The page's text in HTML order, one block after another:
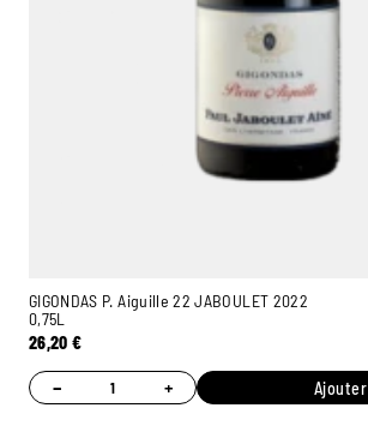
GIGONDAS P. Aiguille 22 JABOULET 2022
0,75L
26,20€
− + Ajouter